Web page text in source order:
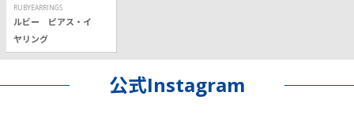
RUBYEARRINGS
ルビー ピアス・イ
ヤリング
公式Instagram